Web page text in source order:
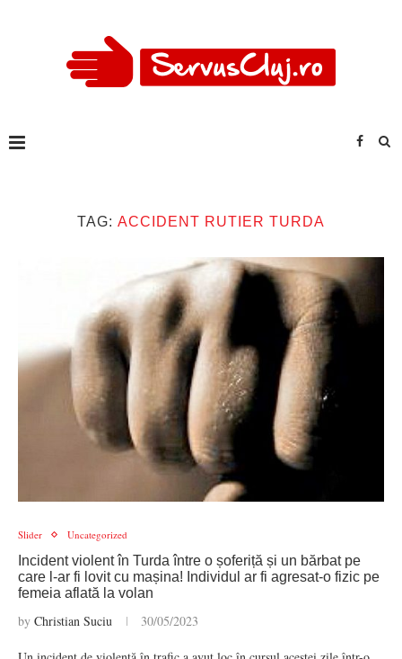
TAG: ACCIDENT RUTIER TURDA
Slider Uncategorized
Incident violent în Turda între o șoferiță și un bărbat pe
care l-ar fi lovit cu mașina! Individul ar fi agresat-o fizic pe
femeia aflată la volan
by Christian Suciu 30/05/2023